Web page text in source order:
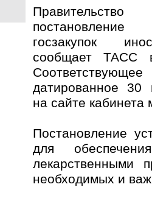
госзакупок
сообщает ТАСС
датированное 30
на сайте кабинета
Постановление
для
лекарственными
необходимых и